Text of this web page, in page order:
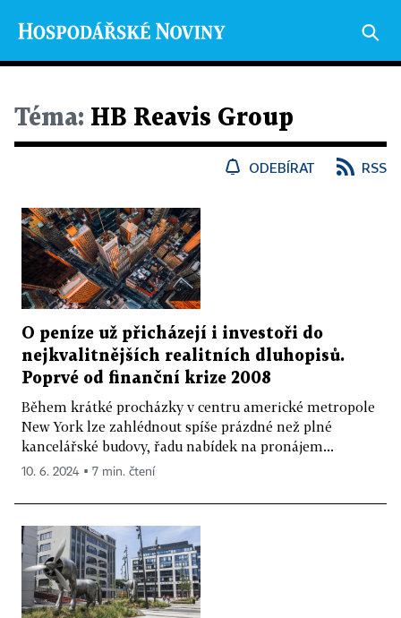
Téma: HB Reavis Group
ODEBÍRAT RSS
O peníze už přicházejí i investoři do
nejkvalitnějších realitních dluhopisů.
Poprvé od finanční krize 2008
Během krátké procházky v centru americké metropole
New York lze zahlédnout spíše prázdné než plné
kancelářské budovy, řadu nabídek na pronájem...
10. 6. 2024 ▪ 7 min. čtení